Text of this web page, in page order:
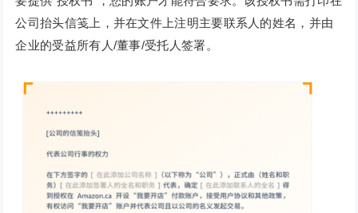
公司抬头信笺上，并在文件上注明主要联系人的姓名，并由
企业的受益所有人/董事/受托人签署。